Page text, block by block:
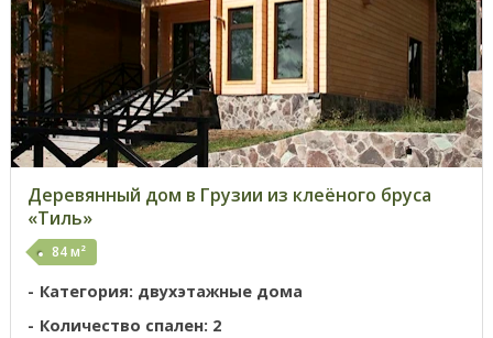
Деревянный дом в Грузии из клеёного бруса
«Тиль»
84 м²
Категория: двухэтажные дома
Количество спален: 2